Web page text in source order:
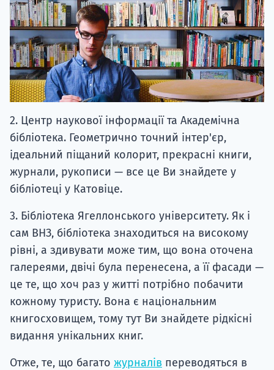
2. Центр наукової інформації та Академічна
бібліотека. Геометрично точний інтер'єр,
ідеальний піщаний колорит, прекрасні книги,
журнали, рукописи — все це Ви знайдете у
бібліотеці у Катовіце.
3. Бібліотека Ягеллонського університету. Як і
сам ВНЗ, бібліотека знаходиться на високому
рівні, а здивувати може тим, що вона оточена
галереями, двічі була перенесена, а її фасади —
це те, що хоч раз у житті потрібно побачити
кожному туристу. Вона є національним
книгосховищем, тому тут Ви знайдете рідкісні
видання унікальних книг.
Отже, те, що багато журналів переводяться в